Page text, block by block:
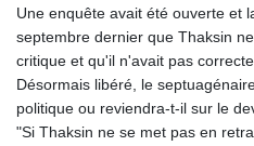
Une enquête avait été ouverte et
septembre dernier que Thaksin
critique et qu'il n'avait pas
Désormais libéré, le
politique ou reviendra-t-il sur le
"Si Thaksin ne se met pas en